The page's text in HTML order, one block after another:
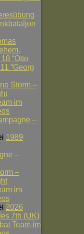
“Otto
“Georg
Storm –
im
–
1989
–
–
im
2026
7th (UK)
Team im